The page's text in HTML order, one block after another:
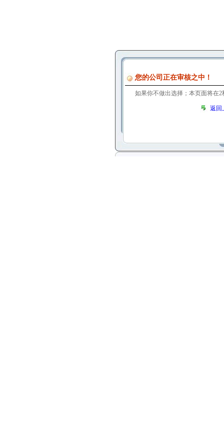
您的公司正在审核之中！
如果你不做出选择；本页面将在1
返回